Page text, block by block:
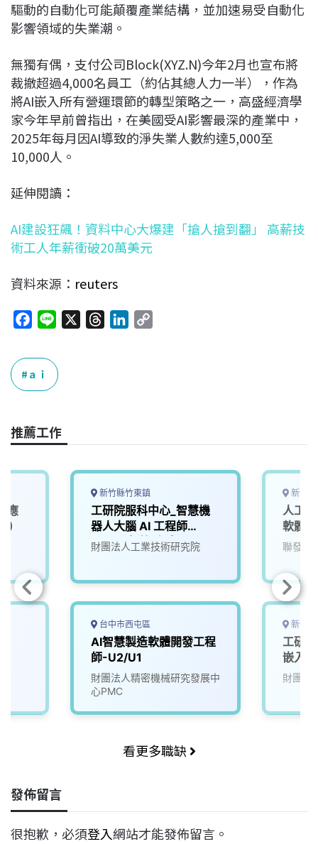
驅動的自動化可能顛覆產業結構，並加速易受自動化
影響領域的失業潮。
無獨有偶，支付公司Block(XYZ.N)今年2月也宣布將
裁撤超過4,000名員工（約佔其總人力一半），作為
將AI嵌入所有營運環節的轉型策略之一，高盛經濟學
家今年早前曾指出，在美國受AI影響最深的產業中，
2025年每月因AI導致的淨失業人數約達5,000至
10,000人。
延伸閱讀：
AI建設狂飆！資料中心大爆建「搶人搶到翻」 高薪技
術工人年薪衝破20萬美元
資料來源： reuters
c
e
b
o
k
e
n
k
ａｉ
推薦工作
應
新竹縣竹東鎮
工研院服科中心_智慧機
器人大腦 AI 工程師
(A000新竹/台南)
財團法人工業技術研究院
台中市西屯區
AI智慧製造軟體開發工程
師-U2/U1
財團法人精密機械研究發展中
心PMC
新竹
人工
軟體
聯發科
新竹
工研
嵌入
財團法
看更多職缺
發佈留言
很抱歉，必須登入網站才能發佈留言。